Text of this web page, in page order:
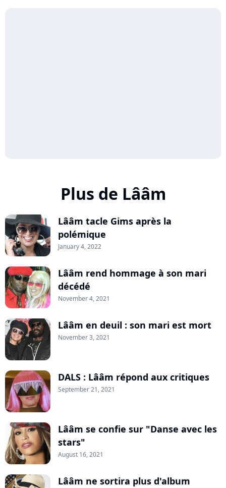
Plus de Lââm
Lââm tacle Gims après la
polémique
January 4, 2022
Lââm rend hommage à son mari
décédé
November 4, 2021
Lââm en deuil : son mari est mort
November 3, 2021
DALS : Lââm répond aux critiques
September 21, 2021
Lââm se confie sur "Danse avec les
stars"
August 16, 2021
Lââm ne sortira plus d'album